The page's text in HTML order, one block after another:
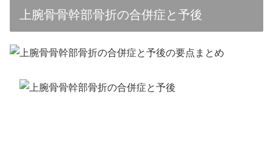
上腕骨骨幹部骨折の合併症と予後